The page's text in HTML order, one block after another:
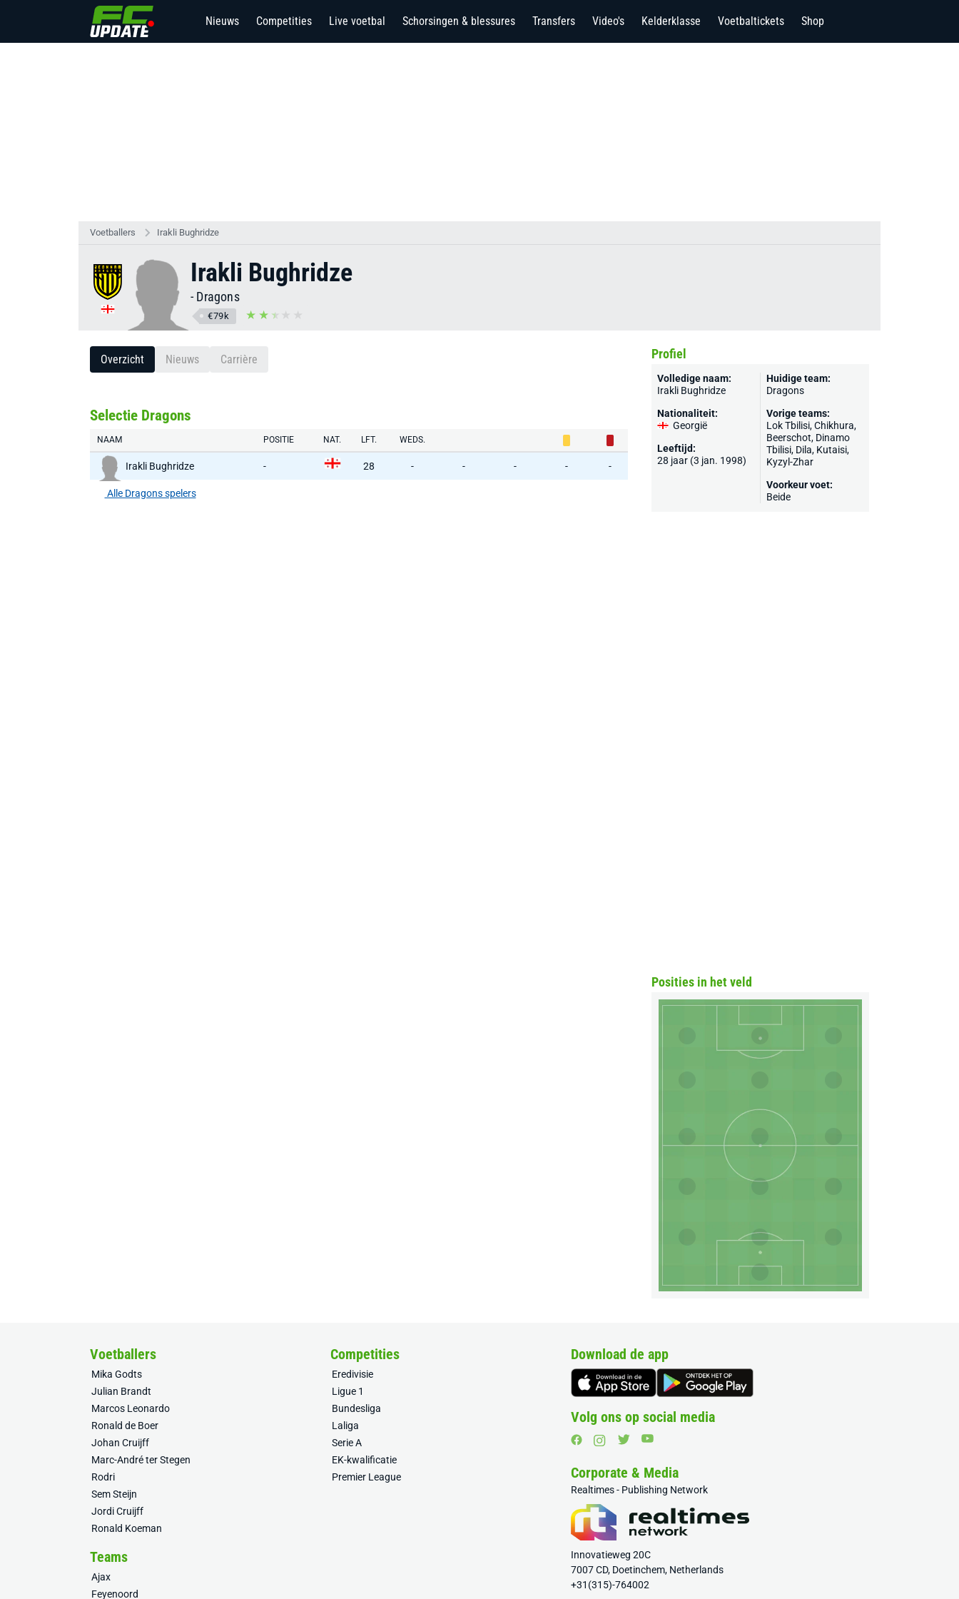
Nieuws Competities Live voetbal Schorsingen & blessures Transfers Video's Kelderklasse Voetbaltickets Shop
Voetballers Irakli Bughridze
Irakli Bughridze
- Dragons
€79k
Overzicht Nieuws Carrière
Selectie Dragons
NAAM POSITIE NAT. LFT. WEDS.
Irakli Bughridze - 28 - - - - -
Alle Dragons spelers
Profiel
Volledige naam:
Irakli Bughridze
Nationaliteit:
Georgië
Leeftijd:
28 jaar (3 jan. 1998)
Huidige team:
Dragons
Vorige teams:
Lok Tbilisi, Chikhura,
Beerschot, Dinamo
Tbilisi, Dila, Kutaisi,
Kyzyl-Zhar
Voorkeur voet:
Beide
Posities in het veld
Voetballers
Mika Godts
Julian Brandt
Marcos Leonardo
Ronald de Boer
Johan Cruijff
Marc-André ter Stegen
Rodri
Sem Steijn
Jordi Cruijff
Ronald Koeman
Competities
Eredivisie
Ligue 1
Bundesliga
Laliga
Serie A
EK-kwalificatie
Premier League
Teams
Ajax
Feyenoord
Download de app
Volg ons op social media
Corporate & Media
Realtimes - Publishing Network
Innovatieweg 20C
7007 CD, Doetinchem, Netherlands
+31(315)-764002